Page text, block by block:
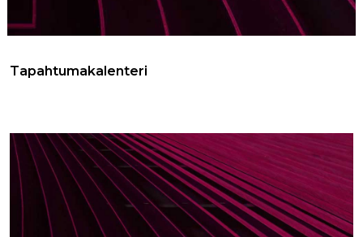
Tapahtumakalenteri